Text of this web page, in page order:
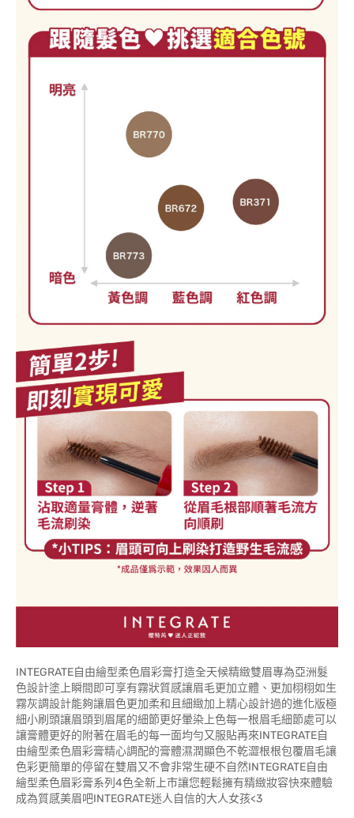
INTEGRATE自由繪型柔色眉彩膏打造全天候精緻雙眉專為亞洲髮
色設計塗上瞬間即可享有霧狀質感讓眉毛更加立體、更加栩栩如生
霧灰調設計能夠讓眉色更加柔和且細緻加上精心設計過的進化版極
細小刷頭讓眉頭到眉尾的細節更好暈染上色每一根眉毛細節處可以
讓膏體更好的附著在眉毛的每一面均勻又服貼再來INTEGRATE自
由繪型柔色眉彩膏精心調配的膏體濕潤顯色不乾澀根根包覆眉毛讓
色彩更簡單的停留在雙眉又不會非常生硬不自然INTEGRATE自由
繪型柔色眉彩膏系列4色全新上市讓您輕鬆擁有精緻妝容快來體驗
成為質感美眉吧INTEGRATE迷人自信的大人女孩<3